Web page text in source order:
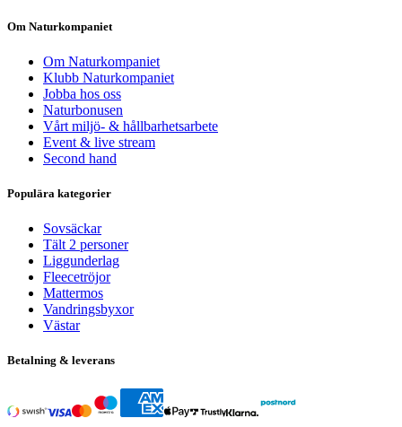
Om Naturkompaniet
Om Naturkompaniet
Klubb Naturkompaniet
Jobba hos oss
Naturbonusen
Vårt miljö- & hållbarhetsarbete
Event & live stream
Second hand
Populära kategorier
Sovsäckar
Tält 2 personer
Liggunderlag
Fleecetröjor
Mattermos
Vandringsbyxor
Västar
Betalning & leverans